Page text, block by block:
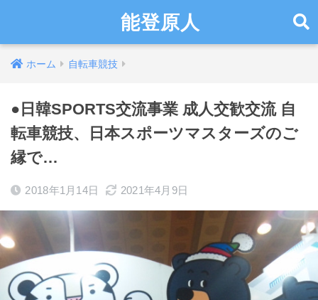
能登原人
ホーム 自転車競技
●日韓SPORTS交流事業 成人交歓交流 自
転車競技、日本スポーツマスターズのご
縁で…
2018年1月14日 2021年4月9日